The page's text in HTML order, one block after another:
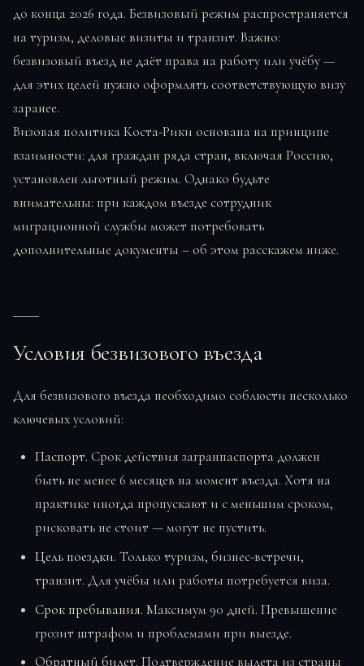
до конца 2026 года. Безвизовый режим распространяется
на туризм, деловые визиты и транзит. Важно:
безвизовый въезд не даёт права на работу или учёбу —
для этих целей нужно оформлять соответствующую визу
заранее.
Визовая политика Коста-Рики основана на принципе
взаимности: для граждан ряда стран, включая Россию,
установлен льготный режим. Однако будьте
внимательны: при каждом въезде сотрудник
миграционной службы может потребовать
дополнительные документы – об этом расскажем ниже.
Условия безвизового въезда
Для безвизового въезда необходимо соблюсти несколько
ключевых условий:
Паспорт. Срок действия загранпаспорта должен
быть не менее 6 месяцев на момент въезда. Хотя на
практике иногда пропускают и с меньшим сроком,
рисковать не стоит — могут не пустить.
Цель поездки. Только туризм, бизнес-встречи,
транзит. Для учёбы или работы потребуется виза.
Срок пребывания. Максимум 90 дней. Превышение
грозит штрафом и проблемами при выезде.
Обратный билет. Подтверждение вылета из страны